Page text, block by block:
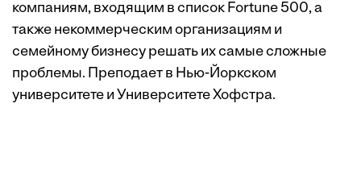
компаниям, входящим в список Fortune 500, а
также некоммерческим организациям и
семейному бизнесу решать их самые сложные
проблемы. Преподает в Нью-Йоркском
университете и Университете Хофстра.